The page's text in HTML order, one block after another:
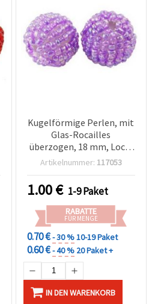
Kugelförmige Perlen, mit
Glas-Rocailles
überzogen, 18 mm, Loch:
2 mm, Lila, 5 Stück
Artikelnummer: 117053
1.00€ 1-9 Paket
RABATTE
FÜR MENGE
0.70 €- 30 %10-19 Paket
0.60 €- 40 % 20 Paket +
IN DEN WARENKORB